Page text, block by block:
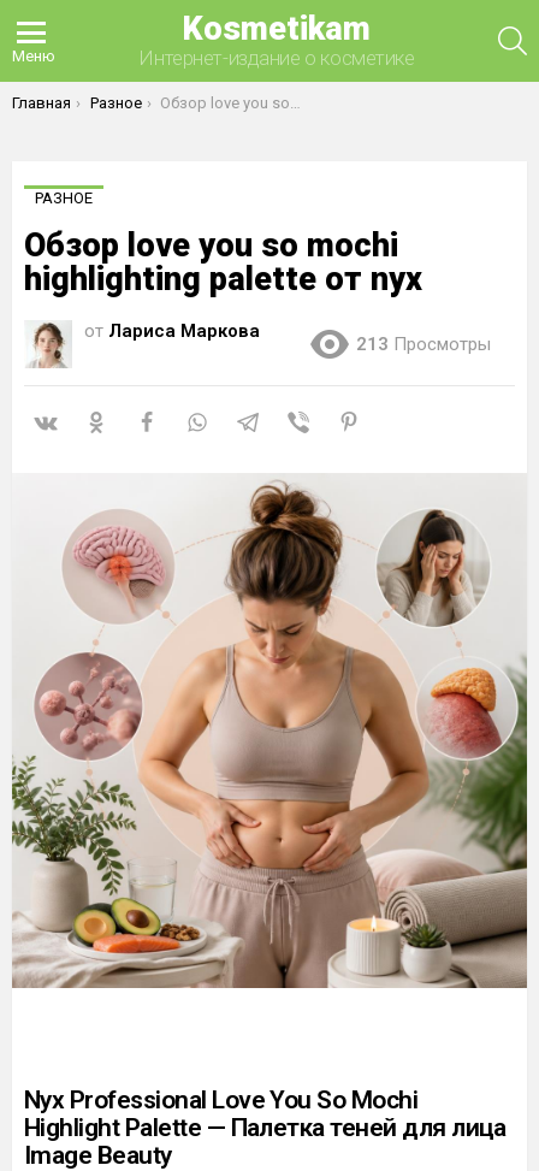
Меню
Kosmetikam
Интернет-издание о косметике
Вы здесь:
Главная Разное Обзор love you so mochi highlighting palette от nyx
РАЗНОЕ
Обзор love you so mochi
highlighting palette от nyx
от Лариса Маркова
213 Просмотры
Nyx Professional Love You So Mochi
Highlight Palette — Палетка теней для лица
Image Beauty